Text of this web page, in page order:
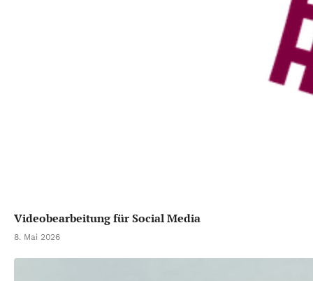
Videobearbeitung für Social Media
8. Mai 2026